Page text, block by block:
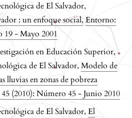
de El Salvador,
: un enfoque social,Entorno:
19 - Mayo 2001
en Educación Superior,
de El Salvador, Modelo de
lluvias en zonas de pobreza
(2010): Número 45 - Junio 2010
de El Salvador, El